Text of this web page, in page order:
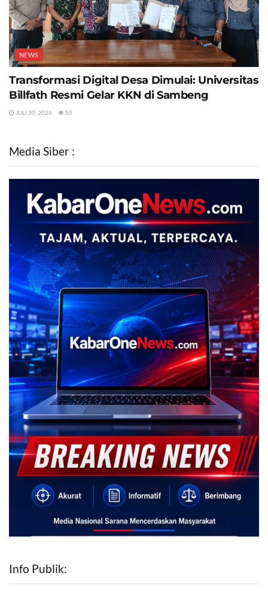
NEWS
Transformasi Digital Desa Dimulai: Universitas
Billfath Resmi Gelar KKN di Sambeng
JULI 30, 2026 55
Media Siber :
Info Publik: